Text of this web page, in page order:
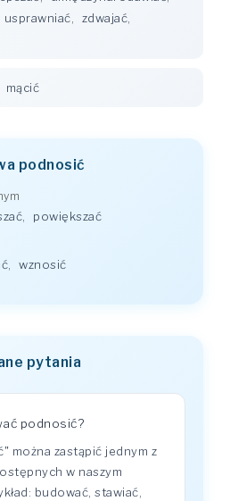
usprawniać zdwajać
mącić
podnosić
powiększać
, wznosić
pytania
podnosić?
można zastąpić jednym z
w naszym
budować, stawiać,